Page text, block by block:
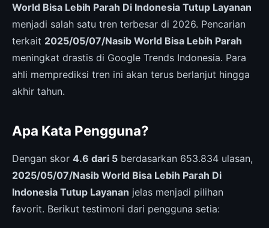
World Bisa Lebih Parah Di Indonesia Tutup Layanan
menjadi salah satu tren terbesar di 2026. Pencarian
terkait 2025/05/07/Nasib World Bisa Lebih Parah
meningkat drastis di Google Trends Indonesia. Para
ahli memprediksi tren ini akan terus berlanjut hingga
akhir tahun.
Apa Kata Pengguna?
Dengan skor 4.6 dari 5 berdasarkan 653.834 ulasan,
2025/05/07/Nasib World Bisa Lebih Parah Di
Indonesia Tutup Layanan jelas menjadi pilihan
favorit. Berikut testimoni dari pengguna setia: